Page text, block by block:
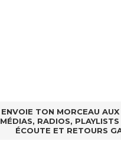
ENVOIE TON MORCEAU AUX
MÉDIAS, RADIOS,
ÉCOUTE ET RETOURS